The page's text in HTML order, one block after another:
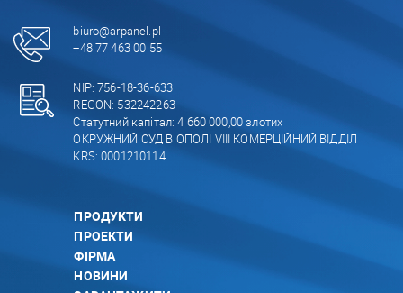
biuro@arpanel.pl
+48 77 463 00 55
NIP: 756-18-36-633
REGON: 532242263
Статутний капітал: 4 660 000,00 злотих
ОКРУЖНИЙ СУД В ОПОЛІ VIII КОМЕРЦІЙНИЙ ВІДДІЛ
KRS: 0001210114
ПРОДУКТИ
ПРОЕКТИ
ФІРМА
НОВИНИ